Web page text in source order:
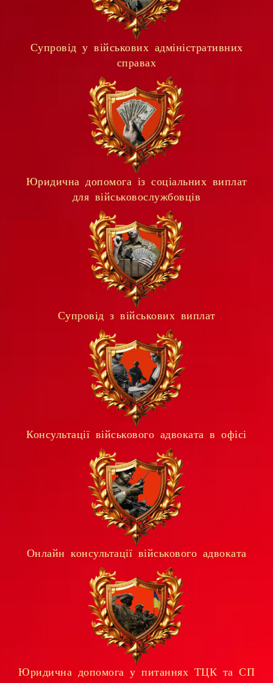
Супровід у військових адміністративних
справах
Юридична допомога із соціальних виплат
для військовослужбовців
Супровід з військових виплат
Консультації військового адвоката в офісі
Онлайн консультації військового адвоката
Юридична допомога у питаннях ТЦК та СП